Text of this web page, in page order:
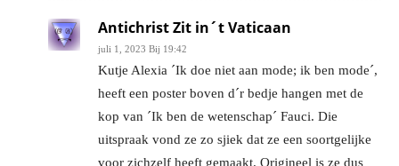
Antichrist Zit in´t Vaticaan
juli 1, 2023 Bij 19:42
Kutje Alexia ´Ik doe niet aan mode; ik ben mode´,
heeft een poster boven d´r bedje hangen met de
kop van ´Ik ben de wetenschap´ Fauci. Die
uitspraak vond ze zo sjiek dat ze een soortgelijke
voor zichzelf heeft gemaakt. Origineel is ze dus